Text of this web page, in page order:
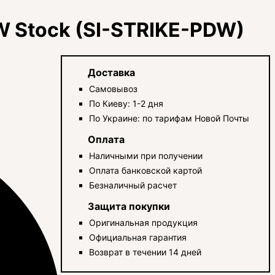
Stock (SI-STRIKE-PDW)
Доставка
Самовывоз
По Киеву: 1-2 дня
По Украине: по тарифам Новой Почты
Оплата
Наличными при получении
Оплата банковской картой
Безналичный расчет
Защита покупки
Оригинальная продукция
Официальная гарантия
Возврат в течении 14 дней